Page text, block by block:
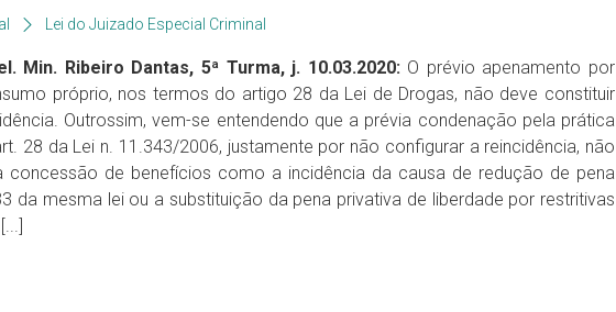
Lei do Juizado Especial Criminal
Min. Ribeiro Dantas, 5ª Turma, j. 10.03.2020: O prévio apenamento por
próprio, nos termos do artigo 28 da Lei de Drogas, não deve constituir
Outrossim, vem-se entendendo que a prévia condenação pela prática
28 da Lei n. 11.343/2006, justamente por não configurar a reincidência, não
concessão de benefícios como a incidência da causa de redução de pena
da mesma lei ou a substituição da pena privativa de liberdade por restritivas